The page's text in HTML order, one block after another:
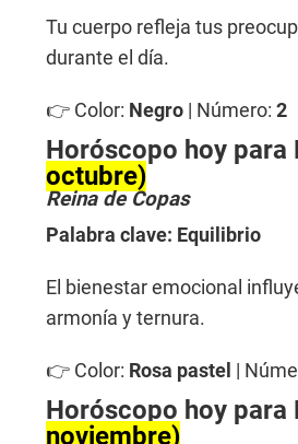
Tu cuerpo refleja tus
durante el día.
👉 Color: Negro | Número: 2
Horóscopo hoy para
octubre)
Reina de Copas
Palabra clave: Equilibrio
El bienestar emocional
armonía y ternura.
👉 Color: Rosa pastel |
Horóscopo hoy para
noviembre)